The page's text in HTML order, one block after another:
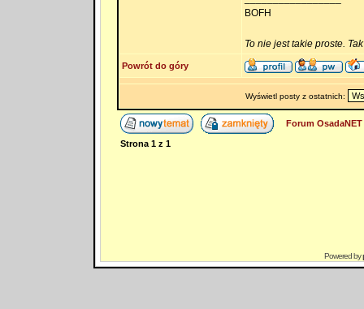
BOFH
To nie jest takie proste.
Powrót do góry
Wyświetl posty z ostatnich:
Forum
Strona 1z 1
Powered by